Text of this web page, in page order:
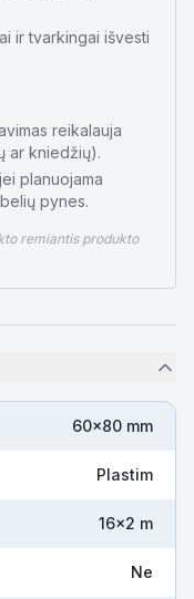
ir tvarkingai išvesti
reikalauja
ar kniedžių).
planuojama
pynes.
remiantis produkto
60x80 mm
Plastim
16×2 m
Ne